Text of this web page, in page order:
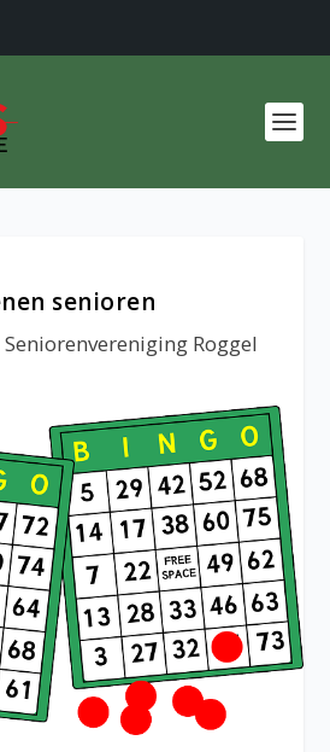
senioren
Seniorenvereniging Roggel